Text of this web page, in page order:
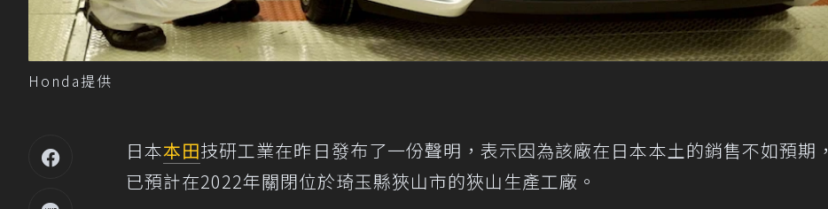
Honda提供
日本本田技研工業在昨日發布了一份聲明，表示因為該廠在日本本土的銷售不如預期，
已預計在2022年關閉位於琦玉縣狹山市的狹山生產工廠。